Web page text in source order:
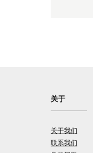
关于
关于我们
联系我们